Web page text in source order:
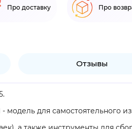
Про доставку Про
Отзывы
модель для самостоятельного